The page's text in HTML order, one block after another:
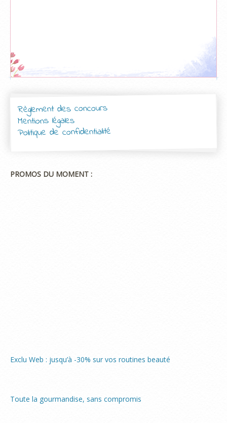
Règlement des concours
Mentions légales
Politique de confidentialité
PROMOS DU MOMENT :
Exclu Web : jusqu’à -30% sur vos routines beauté
Toute la gourmandise, sans compromis